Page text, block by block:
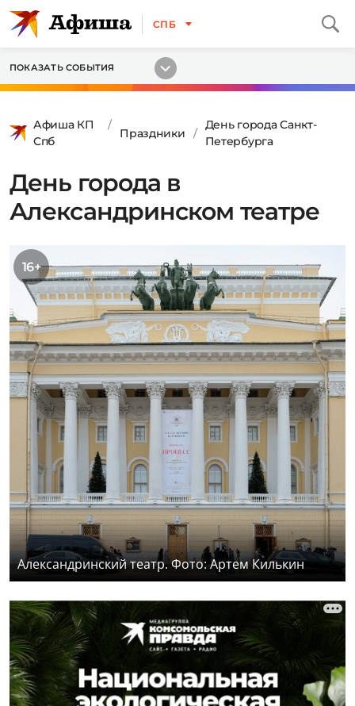
СПБ
ПОКАЗАТЬ СОБЫТИЯ
Афиша КП
Спб
Праздники
День города Санкт-
Петербурга
День города в
Александринском театре
16+
Александринский театр. Фото: Артем Килькин